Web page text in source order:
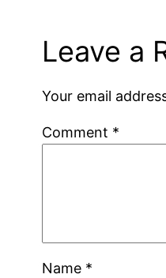
Leave a
Your email
Comment *
Name *